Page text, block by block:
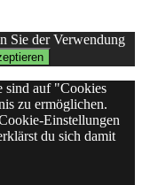
Sie der Verwendung
sind auf "Cookies
zu ermöglichen.
Einstellungen
du sich damit